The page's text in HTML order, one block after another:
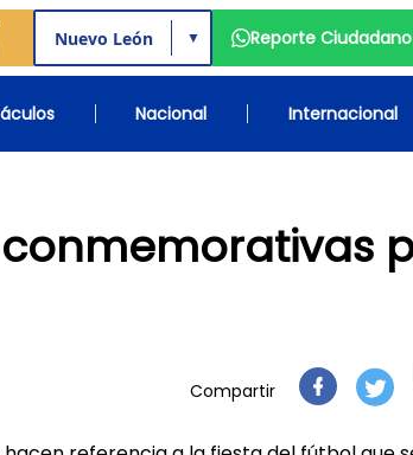
▼ Reporte Ciudadano
Nacional Internacional
Compartir